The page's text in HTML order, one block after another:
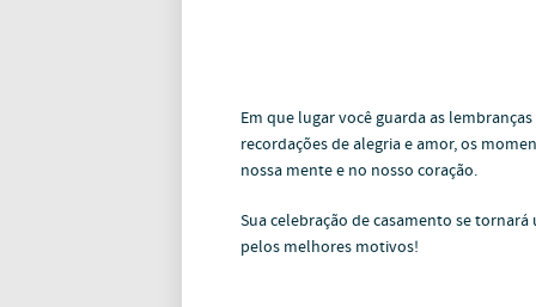
Em que lugar você guarda as
recordações de alegria e amor, os
nossa mente e no nosso coração.
Sua celebração de casamento se
pelos melhores motivos!